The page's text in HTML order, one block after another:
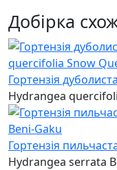
Добірка
Гортензія
Hydrangea
Гортензія
Hydrangea serrata